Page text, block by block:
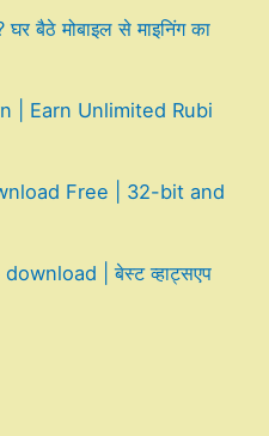
बैठे मोबाइल से माइनिंग का
| Earn Unlimited Rubi
Free | 32-bit and
| बेस्ट व्हाट्सएप